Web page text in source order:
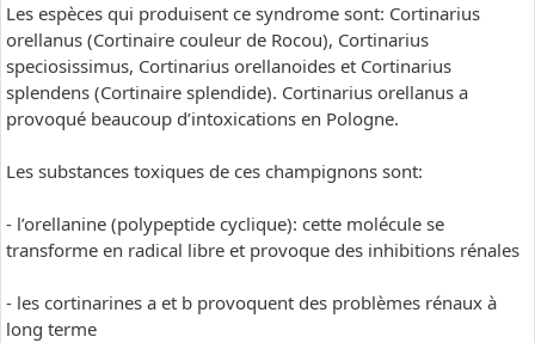
Les espèces qui produisent ce syndrome sont: Cortinarius
orellanus (Cortinaire couleur de Rocou), Cortinarius
speciosissimus, Cortinarius orellanoides et Cortinarius
splendens (Cortinaire splendide). Cortinarius orellanus a
provoqué beaucoup d’intoxications en Pologne.
Les substances toxiques de ces champignons sont:
- l’orellanine (polypeptide cyclique): cette molécule se
transforme en radical libre et provoque des inhibitions rénales
- les cortinarines a et b provoquent des problèmes rénaux à
long terme